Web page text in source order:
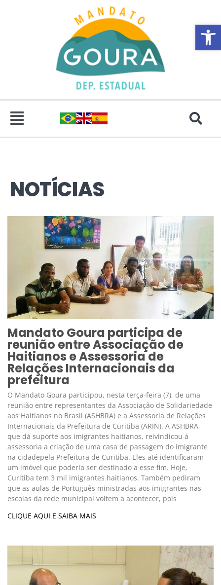
Abrir
NOTÍCIAS
Mandato Goura participa de
reunião entre Associação de
Haitianos e Assessoria de
Relações Internacionais da
prefeitura
O Mandato Goura participou, nesta terça-feira (7), de uma
reunião entre representantes da Associação de Solidariedade
aos Haitianos no Brasil (ASHBRA) e a Assessoria de Relações
Internacionais da Prefeitura de Curitiba (ARIN). A ASHBRA,
que dá suporte aos imigrantes haitianos, reivindicou à
assessoria a criação de uma casa de passagem do imigrante
na cidadepela Prefeitura de Curitiba. Eles até identificaram
um imóvel que poderia ser destinado a esse fim. Hoje,
Curitiba tem 3 mil imigrantes haitianos. Também pediram
que as aulas de Português ministradas aos imigrantes nas
escolas da rede municipal voltem a acontecer, pois
CLIQUE AQUI E SAIBA MAIS